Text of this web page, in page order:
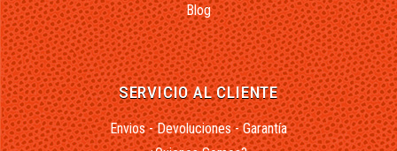
Blog
SERVICIO AL CLIENTE
Envios - Devoluciones - Garantía